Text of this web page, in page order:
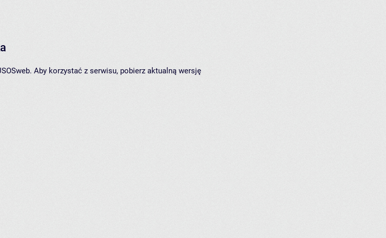
Aby korzystać z serwisu, pobierz aktualną wersję